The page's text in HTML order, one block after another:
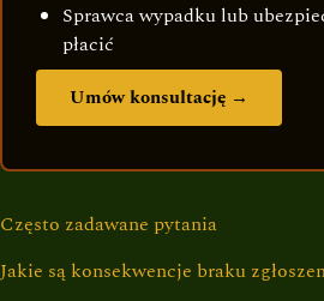
Sprawca wypadku lub
płacić
Umów konsultację →
Często zadawane pytania
Jakie są konsekwencje braku